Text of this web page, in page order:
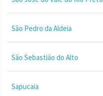
São Pedro da Aldeia
São Sebastião do Alto
Sapucaia